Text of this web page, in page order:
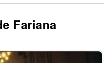
Fariana